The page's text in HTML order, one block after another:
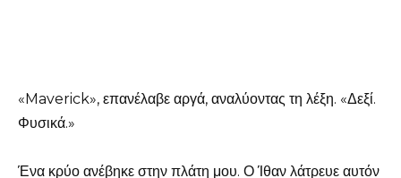
«Maverick», επανέλαβε αργά, αναλύοντας τη λέξη. «Δεξί.
Φυσικά.»
Ένα κρύο ανέβηκε στην πλάτη μου. Ο Ίθαν λάτρευε αυτόν